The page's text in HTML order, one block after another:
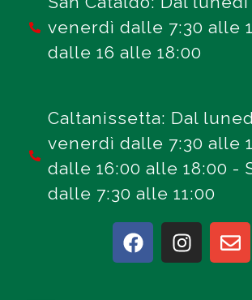
venerdì dalle 7:30 alle
dalle 16 alle 18:00
Caltanissetta: Dal
venerdì dalle 7:30 alle
dalle 16:00 alle 18:00 -
dalle 7:30 alle 11:00